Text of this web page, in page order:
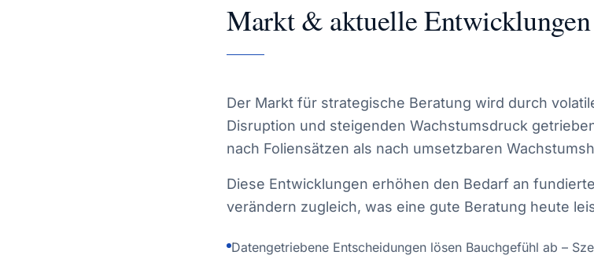
Markt & aktuelle Entwicklungen
Der Markt für strategische Beratung wird durch
Disruption und steigenden Wachstumsdruck
nach Foliensätzen als nach umsetzbaren
Diese Entwicklungen erhöhen den Bedarf an
verändern zugleich, was eine gute Beratung heute
Datengetriebene Entscheidungen lösen Bauchgefühl ab –